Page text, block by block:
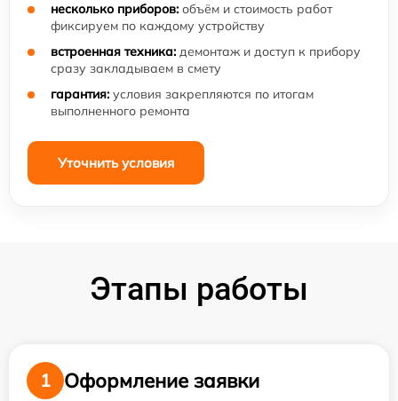
несколько приборов: объём и стоимость работ
фиксируем по каждому устройству
встроенная техника: демонтаж и доступ к прибору
сразу закладываем в смету
гарантия: условия закрепляются по итогам
выполненного ремонта
Уточнить условия
Этапы работы
1
Оформление заявки